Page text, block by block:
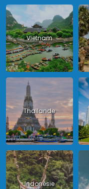
Vietnam
Thailande
Indonésie